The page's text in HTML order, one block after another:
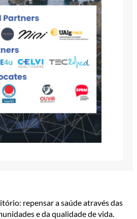
repensar a saúde através das
e da qualidade de vida.